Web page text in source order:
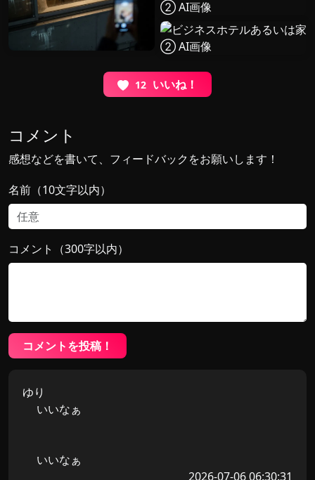
12 いいね！
コメント
感想などを書いて、フィードバックをお願いします！
名前（10文字以内）
コメント（300字以内）
コメントを投稿！
ゆり
いいなぁ
いいなぁ
2026-07-06 06:30:31